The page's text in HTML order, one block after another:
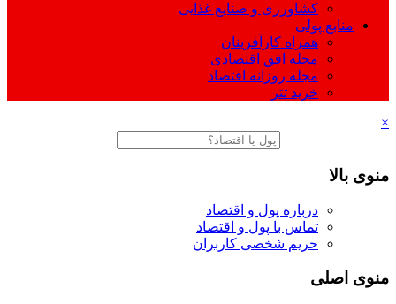
کشاورزی و صنایع غذایی
منابع پولی
همراه کارآفرینان
مجله افق اقتصادی
مجله روزانه اقتصاد
خرید تتر
×
منوی بالا
درباره پول و اقتصاد
تماس با پول و اقتصاد
حریم شخصی کاربران
منوی اصلی